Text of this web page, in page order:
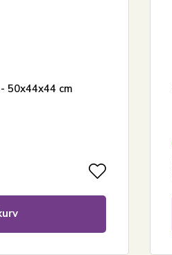
50x44x44 cm